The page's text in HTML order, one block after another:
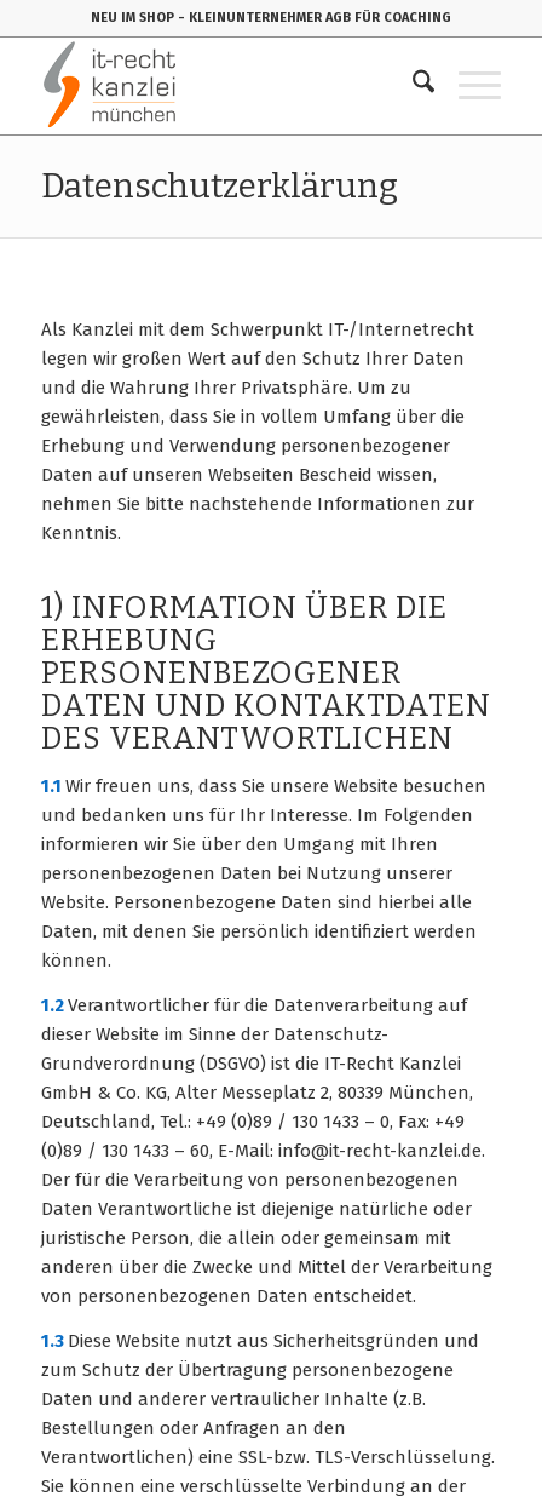
NEU IM SHOP - KLEINUNTERNEHMER AGB FÜR COACHING
Datenschutzerklärung
Als Kanzlei mit dem Schwerpunkt IT-/Internetrecht
legen wir großen Wert auf den Schutz Ihrer Daten
und die Wahrung Ihrer Privatsphäre. Um zu
gewährleisten, dass Sie in vollem Umfang über die
Erhebung und Verwendung personenbezogener
Daten auf unseren Webseiten Bescheid wissen,
nehmen Sie bitte nachstehende Informationen zur
Kenntnis.
1) INFORMATION ÜBER DIE
ERHEBUNG
PERSONENBEZOGENER
DATEN UND KONTAKTDATEN
DES VERANTWORTLICHEN
1.1 Wir freuen uns, dass Sie unsere Website besuchen
und bedanken uns für Ihr Interesse. Im Folgenden
informieren wir Sie über den Umgang mit Ihren
personenbezogenen Daten bei Nutzung unserer
Website. Personenbezogene Daten sind hierbei alle
Daten, mit denen Sie persönlich identifiziert werden
können.
1.2Verantwortlicher für die Datenverarbeitung auf
dieser Website im Sinne der Datenschutz-
Grundverordnung (DSGVO) ist die IT-Recht Kanzlei
GmbH & Co. KG, Alter Messeplatz 2, 80339 München,
Deutschland, Tel.: +49 (0)89 / 130 1433 – 0, Fax: +49
(0)89 / 130 1433 – 60, E-Mail: info@it-recht-kanzlei.de.
Der für die Verarbeitung von personenbezogenen
Daten Verantwortliche ist diejenige natürliche oder
juristische Person, die allein oder gemeinsam mit
anderen über die Zwecke und Mittel der Verarbeitung
von personenbezogenen Daten entscheidet.
1.3Diese Website nutzt aus Sicherheitsgründen und
zum Schutz der Übertragung personenbezogene
Daten und anderer vertraulicher Inhalte (z.B.
Bestellungen oder Anfragen an den
Verantwortlichen) eine SSL-bzw. TLS-Verschlüsselung.
Sie können eine verschlüsselte Verbindung an der